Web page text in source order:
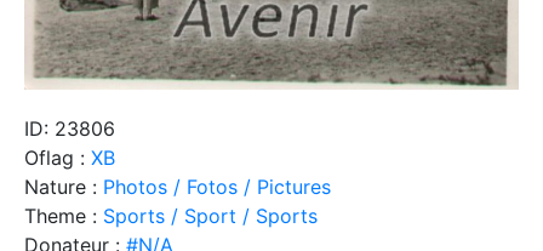
ID: 23806
Oflag : XB
Nature : Photos / Fotos / Pictures
Theme : Sports / Sport / Sports
Donateur : #N/A